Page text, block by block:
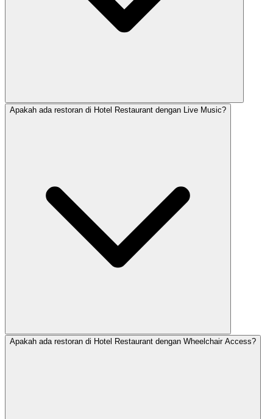
Apakah ada restoran di Hotel Restaurant dengan Live Music?
Apakah ada restoran di Hotel Restaurant dengan Wheelchair Access?